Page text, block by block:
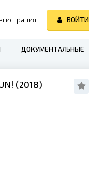
(2018)
ВОЙТИ
ДОКУМЕНТАЛЬНЫЕ